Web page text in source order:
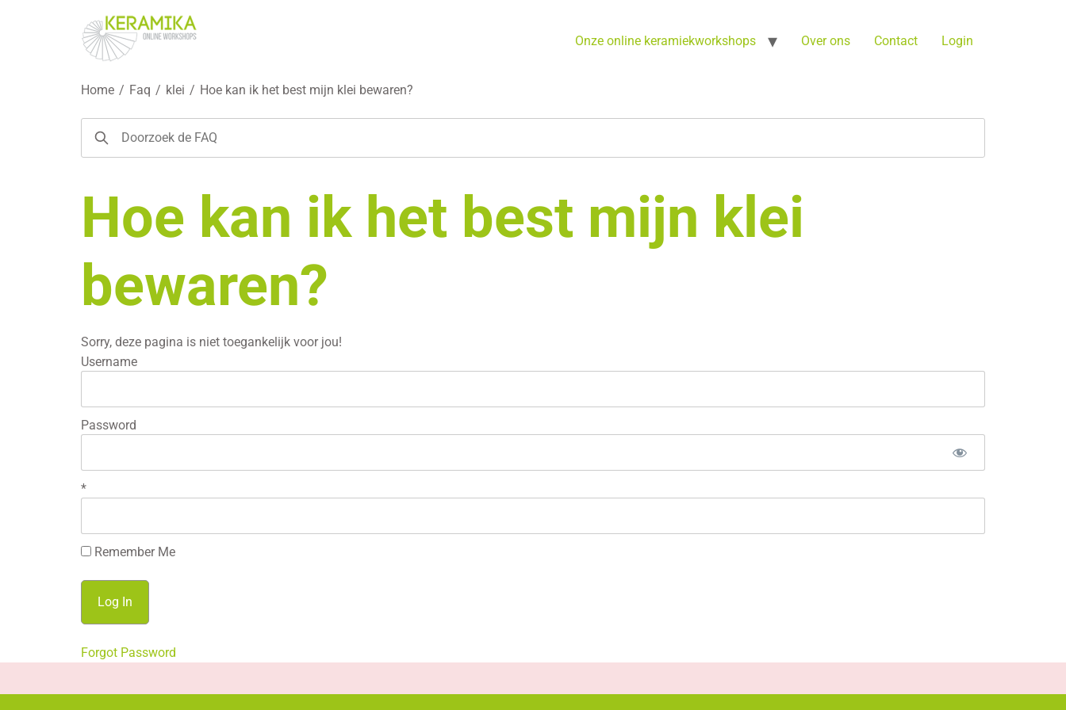
Onze online keramiekworkshops Over ons Contact Login
Home / Faq / klei / Hoe kan ik het best mijn klei bewaren?
Hoe kan ik het best mijn klei
bewaren?
Sorry, deze pagina is niet toegankelijk voor jou!
Username
Password
*
Remember Me
Forgot Password